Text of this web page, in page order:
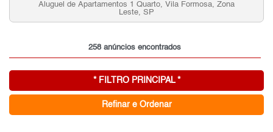
Casas que Aceitam Permuta na Vila Formosa, Zona
Leste, SP para Venda
258 anúncios encontrados
* FILTRO PRINCIPAL *
Refinar e Ordenar